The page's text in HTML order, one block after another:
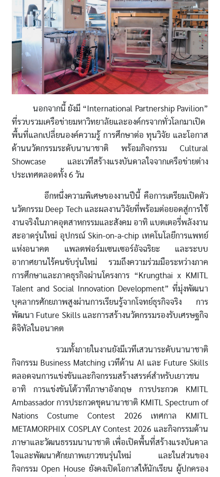
นอกจากนี้ ยังมี “International Partnership Pavilion”
ที่รวบรวมเครือข่ายมหาวิทยาลัยและองค์กรจากทั่วโลกมาเปิด
พื้นที่แลกเปลี่ยนองค์ความรู้ การศึกษาต่อ ทุนวิจัย และโอกาส
ด้านนวัตกรรมระดับนานาชาติ พร้อมกิจกรรม Cultural
Showcase และเวทีสร้างแรงบันดาลใจจากเครือข่ายต่าง
ประเทศตลอดทั้ง 6 วัน
อีกหนึ่งความพิเศษของงานปีนี้ คือการเตรียมเปิดตัว
นวัตกรรม Deep Tech และผลงานวิจัยที่พร้อมต่อยอดสู่การใช้
งานจริงในภาคอุตสาหกรรมและสังคม อาทิ แบตเตอรี่พลังงาน
สะอาดรุ่นใหม่ อุปกรณ์ Skin-on-a-chip เทคโนโลยีการแพทย์
แห่งอนาคต แพลตฟอร์มเซนเซอร์อัจฉริยะ และระบบ
อากาศยานไร้คนขับรุ่นใหม่ รวมถึงความร่วมมือระหว่างภาค
การศึกษาและภาคธุรกิจผ่านโครงการ “Krungthai x KMITL
Talent and Social Innovation Development” ที่มุ่งพัฒนา
บุคลากรศักยภาพสูงผ่านการเรียนรู้จากโจทย์ธุรกิจจริง การ
พัฒนา Future Skills และการสร้างนวัตกรรมรองรับเศรษฐกิจ
ดิจิทัลในอนาคต
รวมทั้งภายในงานยังมีเวทีเสวนาระดับนานาชาติ
กิจกรรม Business Matching เวทีด้าน AI และ Future Skills
ตลอดจนการแข่งขันและกิจกรรมสร้างสรรค์สำหรับเยาวชน
อาทิ การแข่งขันโต้วาทีภาษาอังกฤษ การประกวด KMITL
Ambassador การประกวดชุดนานาชาติ KMITL Spectrum of
Nations Costume Contest 2026 เทศกาล KMITL
METAMORPHIX COSPLAY Contest 2026 และกิจกรรมด้าน
ภาษาและวัฒนธรรมนานาชาติ เพื่อเปิดพื้นที่สร้างแรงบันดาล
ใจและพัฒนาศักยภาพเยาวชนรุ่นใหม่ และในส่วนของ
กิจกรรม Open House ยังคงเปิดโอกาสให้นักเรียน ผู้ปกครอง